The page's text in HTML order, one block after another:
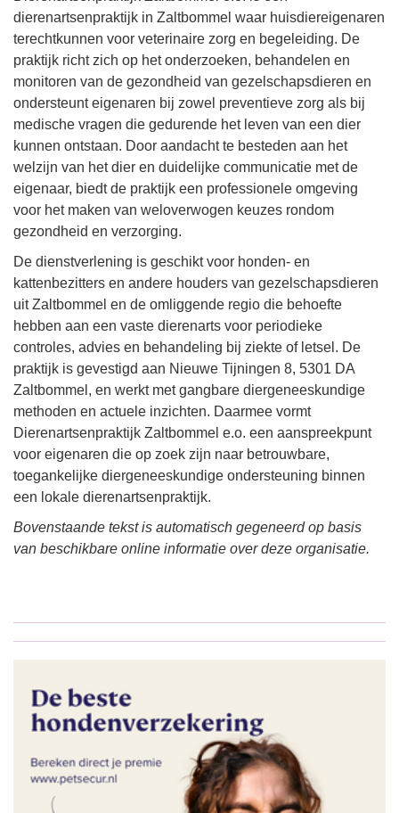
dierenartsenpraktijk in Zaltbommel waar huisdiereigenaren
terechtkunnen voor veterinaire zorg en begeleiding. De
praktijk richt zich op het onderzoeken, behandelen en
monitoren van de gezondheid van gezelschapsdieren en
ondersteunt eigenaren bij zowel preventieve zorg als bij
medische vragen die gedurende het leven van een dier
kunnen ontstaan. Door aandacht te besteden aan het
welzijn van het dier en duidelijke communicatie met de
eigenaar, biedt de praktijk een professionele omgeving
voor het maken van weloverwogen keuzes rondom
gezondheid en verzorging.
De dienstverlening is geschikt voor honden- en
kattenbezitters en andere houders van gezelschapsdieren
uit Zaltbommel en de omliggende regio die behoefte
hebben aan een vaste dierenarts voor periodieke
controles, advies en behandeling bij ziekte of letsel. De
praktijk is gevestigd aan Nieuwe Tijningen 8, 5301 DA
Zaltbommel, en werkt met gangbare diergeneeskundige
methoden en actuele inzichten. Daarmee vormt
Dierenartsenpraktijk Zaltbommel e.o. een aanspreekpunt
voor eigenaren die op zoek zijn naar betrouwbare,
toegankelijke diergeneeskundige ondersteuning binnen
een lokale dierenartsenpraktijk.
Bovenstaande tekst is automatisch gegeneerd op basis
van beschikbare online informatie over deze organisatie.